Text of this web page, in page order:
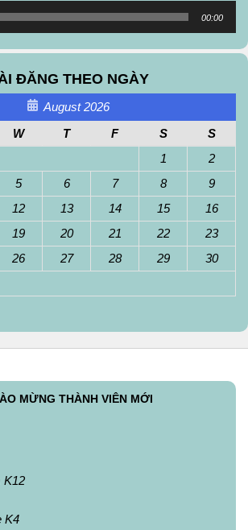
00:00
ĐĂNG THEO NGÀY
August 2026
W T F S
S
1
2
5 6 7 8
9
12 13 14 15
16
19 20 21 22
23
26 27 28 29
30
MỪNG THÀNH VIÊN MỚI
K12
K4